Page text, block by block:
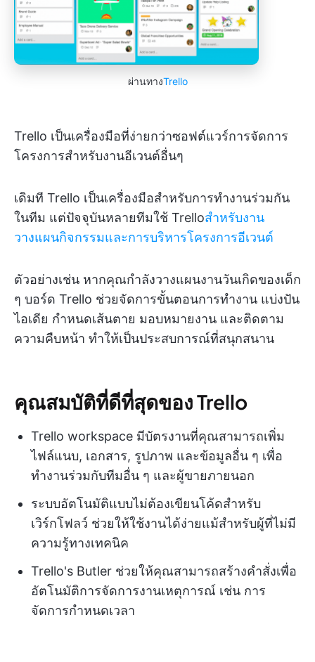
ผ่านทางTrello
Trello เป็นเครื่องมือที่ง่ายกว่าซอฟต์แวร์การจัดการ
โครงการสำหรับงานอีเวนต์อื่นๆ
เดิมที Trello เป็นเครื่องมือสำหรับการทำงานร่วมกัน
ในทีม แต่ปัจจุบันหลายทีมใช้ Trelloสำหรับงาน
วางแผนกิจกรรมและการบริหารโครงการอีเวนต์
ตัวอย่างเช่น หากคุณกำลังวางแผนงานวันเกิดของเด็ก
ๆ บอร์ด Trello ช่วยจัดการขั้นตอนการทำงาน แบ่งปัน
ไอเดีย กำหนดเส้นตาย มอบหมายงาน และติดตาม
ความคืบหน้า ทำให้เป็นประสบการณ์ที่สนุกสนาน
คุณสมบัติที่ดีที่สุดของ Trello
Trello workspace มีบัตรงานที่คุณสามารถเพิ่ม
ไฟล์แนบ, เอกสาร, รูปภาพ และข้อมูลอื่น ๆ เพื่อ
ทำงานร่วมกับทีมอื่น ๆ และผู้ขายภายนอก
ระบบอัตโนมัติแบบไม่ต้องเขียนโค้ดสำหรับ
เวิร์กโฟลว์ ช่วยให้ใช้งานได้ง่ายแม้สำหรับผู้ที่ไม่มี
ความรู้ทางเทคนิค
Trello's Butler ช่วยให้คุณสามารถสร้างคำสั่งเพื่อ
อัตโนมัติการจัดการงานเหตุการณ์ เช่น การ
จัดการกำหนดเวลา